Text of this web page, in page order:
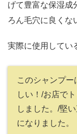
げて豊富な保湿成
ろん毛穴に良くな
実際に使用してい
このシャンプー
しい！/お店で
しました。/堅
になりました。